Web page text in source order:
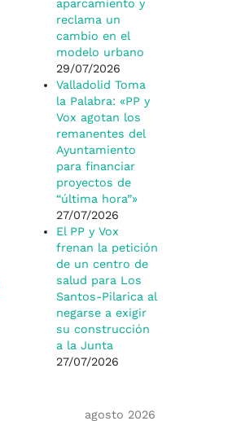
aparcamiento y
reclama un
cambio en el
modelo urbano
29/07/2026
Valladolid Toma
la Palabra: «PP y
Vox agotan los
remanentes del
Ayuntamiento
para financiar
proyectos de
“última hora”»
27/07/2026
El PP y Vox
frenan la petición
de un centro de
salud para Los
Santos-Pilarica al
negarse a exigir
su construcción
a la Junta
27/07/2026
agosto 2026